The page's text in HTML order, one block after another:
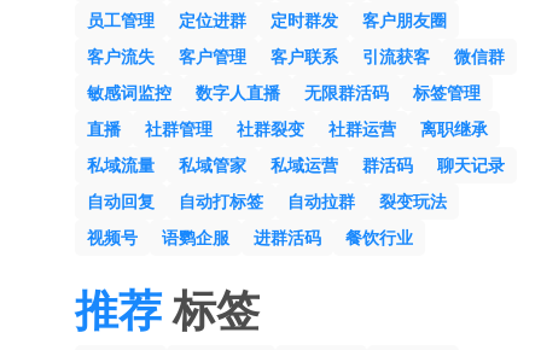
员工管理
定位进群 定时群发
客户朋友圈
客户流失
客户管理 客户联系 引流获客
微信群
敏感词监控
数字人直播 无限群活码
标签管理
直播
社群管理 社群裂变 社群运营
离职继承
私域流量
私域管家 私域运营 群活码
聊天记录
自动回复
自动打标签 自动拉群
裂变玩法
视频号
语鹦企服 进群活码 餐饮行业
推荐标签